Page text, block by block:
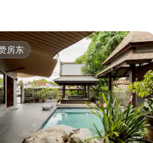
房东
房东